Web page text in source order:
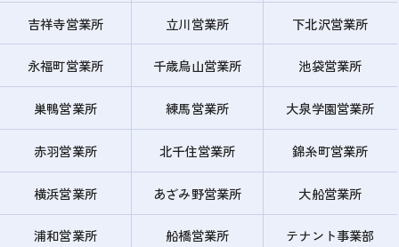
吉祥寺営業所 立川営業所 下北沢営業所
永福町営業所 千歳烏山営業所 池袋営業所
巣鴨営業所 練馬営業所 大泉学園営業所
赤羽営業所 北千住営業所 錦糸町営業所
横浜営業所 あざみ野営業所 大船営業所
浦和営業所 船橋営業所 テナント事業部